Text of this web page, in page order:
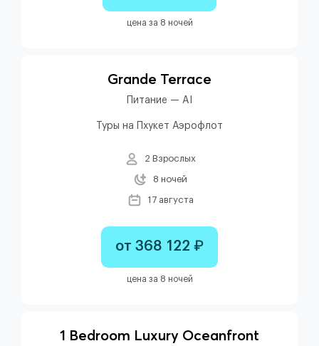
цена за 8 ночей
Grande Terrace
Питание — AI
Туры на Пхукет Аэрофлот
2 Взрослых
8 ночей
17 августа
от 368 122 ₽
цена за 8 ночей
1 Bedroom Luxury Oceanfront